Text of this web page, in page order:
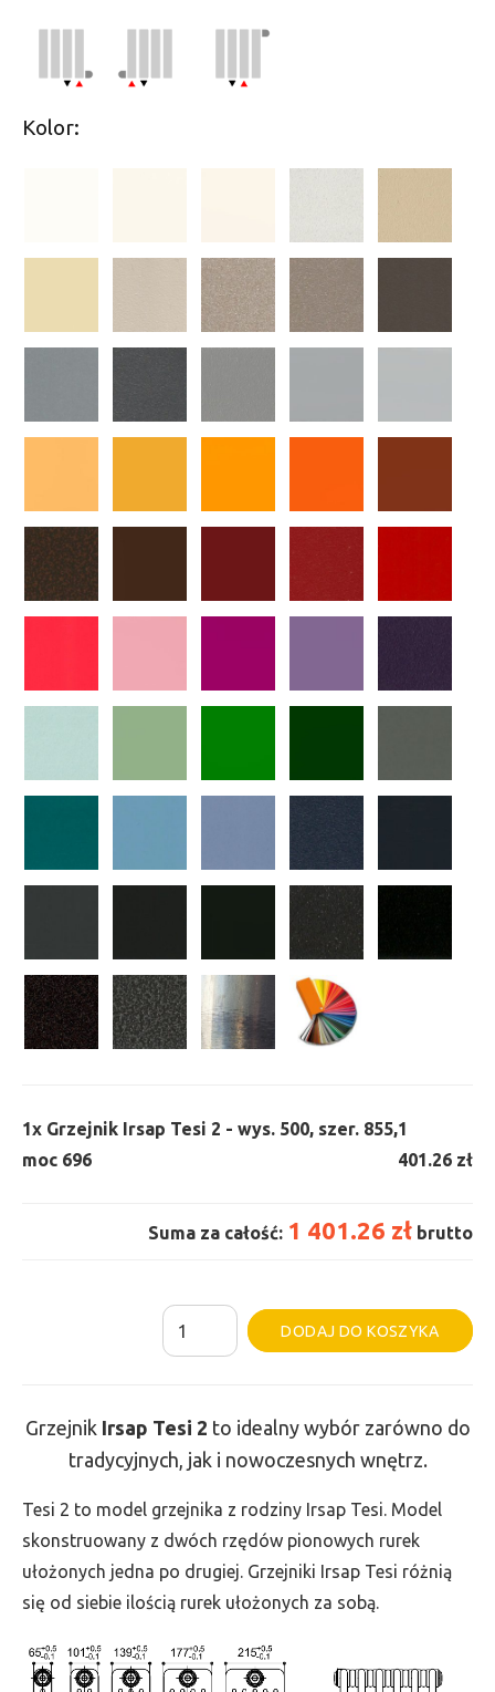
Kolor:
1x Grzejnik Irsap Tesi 2 - wys. 500, szer. 855,
moc 696
1
401.26 zł
Suma za całość: 1 401.26 zł brutto
ilość
Grzejnik
-
wys.
500,
szer.
855,
696
DODAJ DO KOSZYKA
Grzejnik Irsap Tesi 2 to idealny wybór zarówno do
tradycyjnych, jak i nowoczesnych wnętrz.
Tesi 2 to model grzejnika z rodziny Irsap Tesi. Model
skonstruowany z dwóch rzędów pionowych rurek
ułożonych jedna po drugiej. Grzejniki Irsap Tesi różnią
się od siebie ilością rurek ułożonych za sobą.